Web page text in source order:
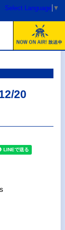
Select Language ▼
20